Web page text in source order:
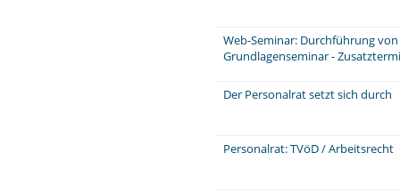
Web-Seminar: Durchführung
Grundlagenseminar -
Der Personalrat setzt sich durch
Personalrat: TVöD / Arbeitsrecht